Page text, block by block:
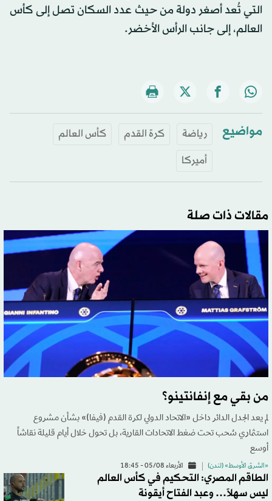
التي تُعد أصغر دولة من حيث عدد السكان تصل إلى كأس
العالم، إلى جانب الرأس الأخضر.
مواضيع رياضة كرة القدم
كأس العالم
أميركا
مقالات ذات صلة
من بقي مع إنفانتينو؟
لم يعد الجدل الدائر داخل «الاتحاد الدولي لكرة القدم (فيفا)» بشأن مشروع
استثماري سُحب تحت ضغط الاتحادات القارية، بل تحول خلال أيام قليلة نقاشاً
أوسع
«الشرق الأوسط» (لندن) الأربعاء 05/08 - 18:45
الطاقم المصري: التحكيم في كأس العالم
ليس سهلاً… وعبد الفتاح أيقونة